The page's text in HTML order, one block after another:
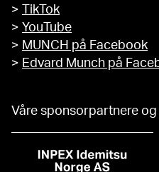
>
TikTok
> YouTube
> MUNCH på Facebook
> Edvard Munch på
Våre sponsorpartnere